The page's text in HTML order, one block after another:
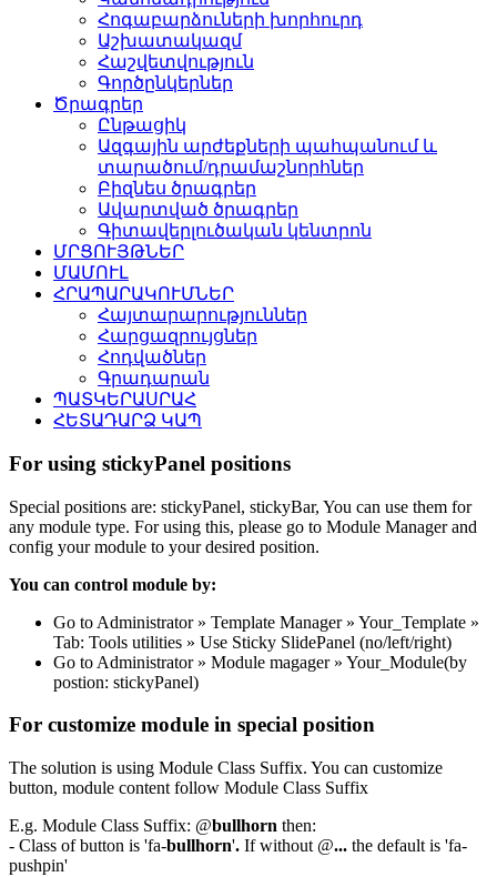
Հոգաբարձուների խորհուրդ
Աշխատակազմ
Հաշվետվություն
Գործընկերներ
Ծրագրեր
Ընթացիկ
Ազգային արժեքների պահպանում և
տարածում/դրամաշնորհներ
Բիզնես ծրագրեր
Ավարտված ծրագրեր
Գիտավերլուծական կենտրոն
ՄՐՑՈՒՅԹՆԵՐ
ՄԱՄՈՒԼ
ՀՐԱՊԱՐԱԿՈՒՄՆԵՐ
Հայտարարություններ
Հարցազրույցներ
Հոդվածներ
Գրադարան
ՊԱՏԿԵՐԱՍՐԱՀ
ՀԵՏԱԴԱՐՁ ԿԱՊ
For using stickyPanel positions
Special positions are: stickyPanel, stickyBar, You can use them for
any module type. For using this, please go to Module Manager and
config your module to your desired position.
You can control module by:
Go to Administrator » Template Manager » Your_Template »
Tab: Tools utilities » Use Sticky SlidePanel (no/left/right)
Go to Administrator » Module magager » Your_Module(by
postion: stickyPanel)
For customize module in special position
The solution is using Module Class Suffix. You can customize
button, module content follow Module Class Suffix
E.g. Module Class Suffix: @bullhorn then:
- Class of button is 'fa-bullhorn'. If without @... the default is 'fa-
pushpin'